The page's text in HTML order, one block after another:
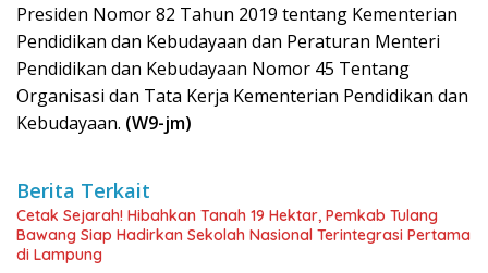
Presiden Nomor 82 Tahun 2019 tentang Kementerian
Pendidikan dan Kebudayaan dan Peraturan Menteri
Pendidikan dan Kebudayaan Nomor 45 Tentang
Organisasi dan Tata Kerja Kementerian Pendidikan dan
Kebudayaan. (W9-jm)
Berita Terkait
Cetak Sejarah! Hibahkan Tanah 19 Hektar, Pemkab Tulang
Bawang Siap Hadirkan Sekolah Nasional Terintegrasi Pertama
di Lampung